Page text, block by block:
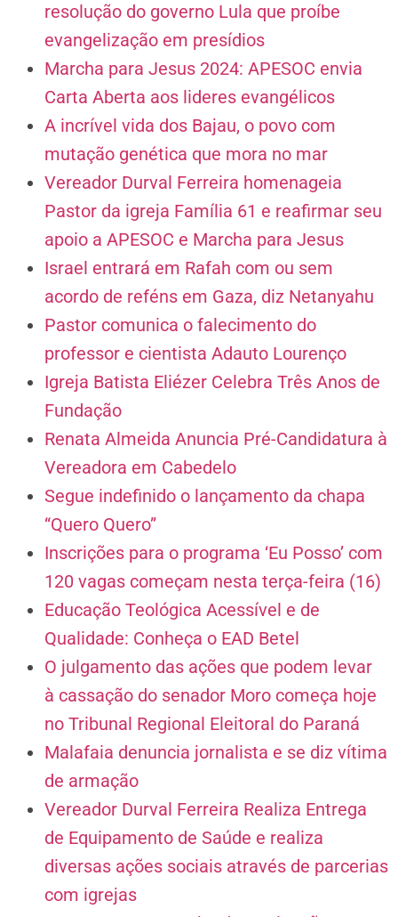
resolução do governo Lula que proíbe
evangelização em presídios
Marcha para Jesus 2024: APESOC envia
Carta Aberta aos lideres evangélicos
A incrível vida dos Bajau, o povo com
mutação genética que mora no mar
Vereador Durval Ferreira homenageia
Pastor da igreja Família 61 e reafirmar seu
apoio a APESOC e Marcha para Jesus
Israel entrará em Rafah com ou sem
acordo de reféns em Gaza, diz Netanyahu
Pastor comunica o falecimento do
professor e cientista Adauto Lourenço
Igreja Batista Eliézer Celebra Três Anos de
Fundação
Renata Almeida Anuncia Pré-Candidatura à
Vereadora em Cabedelo
Segue indefinido o lançamento da chapa
“Quero Quero”
Inscrições para o programa ‘Eu Posso’ com
120 vagas começam nesta terça-feira (16)
Educação Teológica Acessível e de
Qualidade: Conheça o EAD Betel
O julgamento das ações que podem levar
à cassação do senador Moro começa hoje
no Tribunal Regional Eleitoral do Paraná
Malafaia denuncia jornalista e se diz vítima
de armação
Vereador Durval Ferreira Realiza Entrega
de Equipamento de Saúde e realiza
diversas ações sociais através de parcerias
com igrejas